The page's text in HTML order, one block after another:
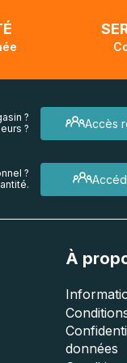
Accès
?
?
?
À
données